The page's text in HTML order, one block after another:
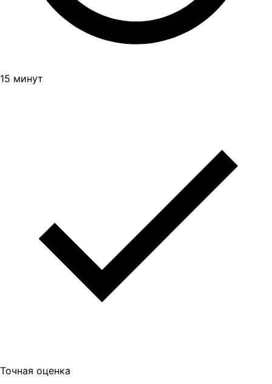
15 минут
Точная оценка